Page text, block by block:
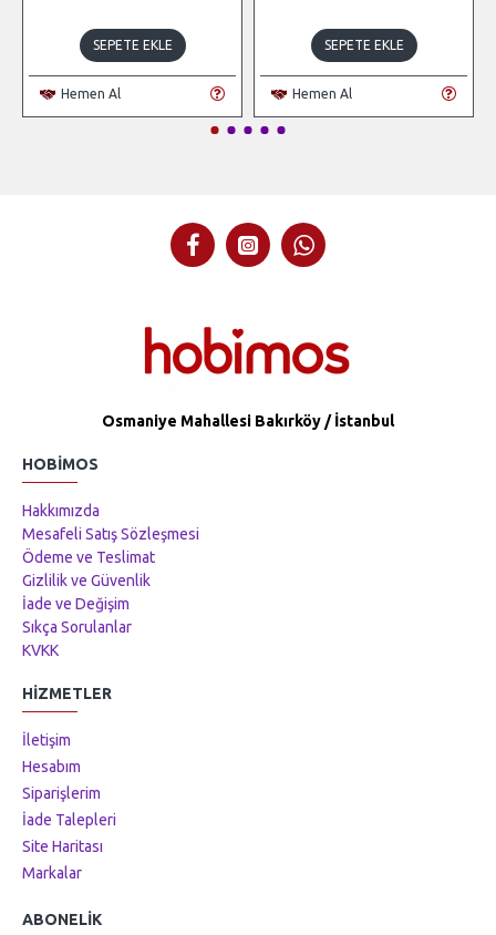
SEPETE EKLE
Hemen Al
SEPETE EKLE
Hemen Al
Osmaniye Mahallesi Bakırköy / İstanbul
HOBIMOS
Hakkımızda
Mesafeli Satış Sözleşmesi
Ödeme ve Teslimat
Gizlilik ve Güvenlik
İade ve Değişim
Sıkça Sorulanlar
KVKK
HIZMETLER
İletişim
Hesabım
Siparişlerim
İade Talepleri
Site Haritası
Markalar
ABONELIK